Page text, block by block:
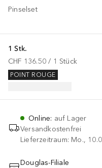
Pinselset
1 Stk.
CHF 136.50 / 1 Stück
POINT ROUGE
Online: auf Lager
Versandkostenfrei
Lieferzeitraum: Mo.,
Douglas-Filiale